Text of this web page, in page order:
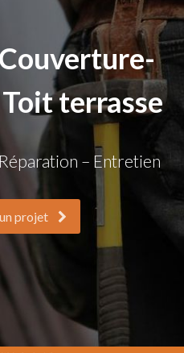
terrasse
– Entretien
projet